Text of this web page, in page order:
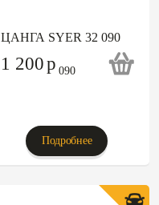
ЦАНГА SYER 32 090
1 200p
Подробнее